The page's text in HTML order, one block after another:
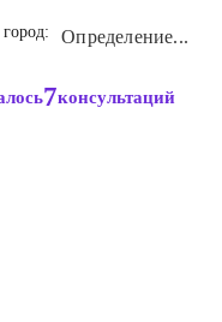
Определение...
7консультаций